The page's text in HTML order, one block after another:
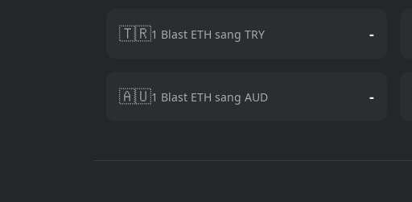
🇹🇷1 Blast ETH sang TRY -
🇦🇺1 Blast ETH sang AUD -